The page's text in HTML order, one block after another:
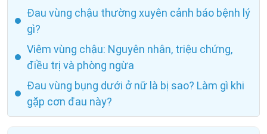
Đau vùng chậu thường xuyên cảnh báo bệnh lý
gì?
Viêm vùng chậu: Nguyên nhân, triệu chứng,
điều trị và phòng ngừa
Đau vùng bụng dưới ở nữ là bị sao? Làm gì khi
gặp cơn đau này?